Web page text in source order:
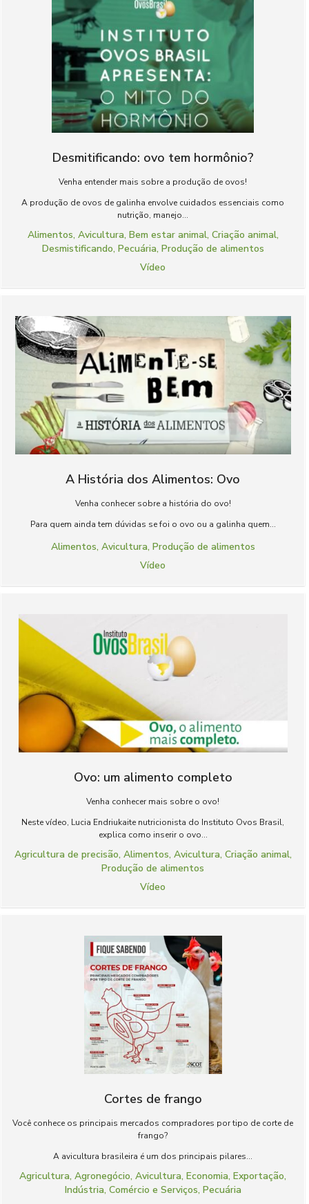
Desmitificando: ovo tem hormônio?
Venha entender mais sobre a produção de ovos!
A produção de ovos de galinha envolve cuidados essenciais como
nutrição, manejo...
Alimentos, Avicultura, Bem estar animal, Criação animal,
Desmistificando, Pecuária, Produção de alimentos
Vídeo
A História dos Alimentos: Ovo
Venha conhecer sobre a história do ovo!
Para quem ainda tem dúvidas se foi o ovo ou a galinha quem...
Alimentos, Avicultura, Produção de alimentos
Vídeo
Ovo: um alimento completo
Venha conhecer mais sobre o ovo!
Neste vídeo, Lucia Endriukaite nutricionista do Instituto Ovos Brasil,
explica como inserir o ovo...
Agricultura de precisão, Alimentos, Avicultura, Criação animal,
Produção de alimentos
Vídeo
Cortes de frango
Você conhece os principais mercados compradores por tipo de corte de
frango?
A avicultura brasileira é um dos principais pilares...
Agricultura, Agronegócio, Avicultura, Economia, Exportação,
Indústria, Comércio e Serviços, Pecuária